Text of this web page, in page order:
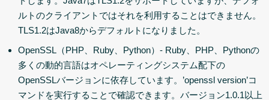
ルトのクライアントではそれを利用することはできません。
TLS1.2はJava8からデフォルトになりました。
OpenSSL（PHP、Ruby、Python）- Ruby、PHP、Pythonの
多くの動的言語はオペレーティングシステム配下の
OpenSSLバージョンに依存しています。’openssl version’コ
マンドを実行することで確認できます。バージョン1.0.1以上